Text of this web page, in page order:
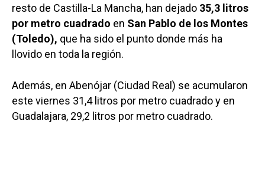
resto de Castilla-La Mancha, han dejado 35,3 litros
por metro cuadrado en San Pablo de los Montes
(Toledo), que ha sido el punto donde más ha
llovido en toda la región.
Además, en Abenójar (Ciudad Real) se acumularon
este viernes 31,4 litros por metro cuadrado y en
Guadalajara, 29,2 litros por metro cuadrado.